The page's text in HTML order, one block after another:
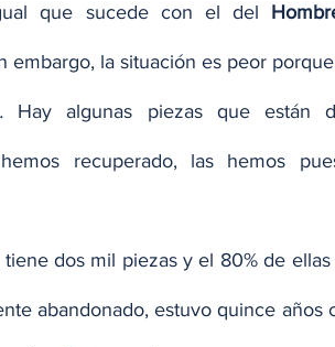
que sucede con el del
embargo, la situación es peor
Hay algunas piezas que están
hemos recuperado, las hemos
dos mil piezas y el 80% de
abandonado, estuvo quince